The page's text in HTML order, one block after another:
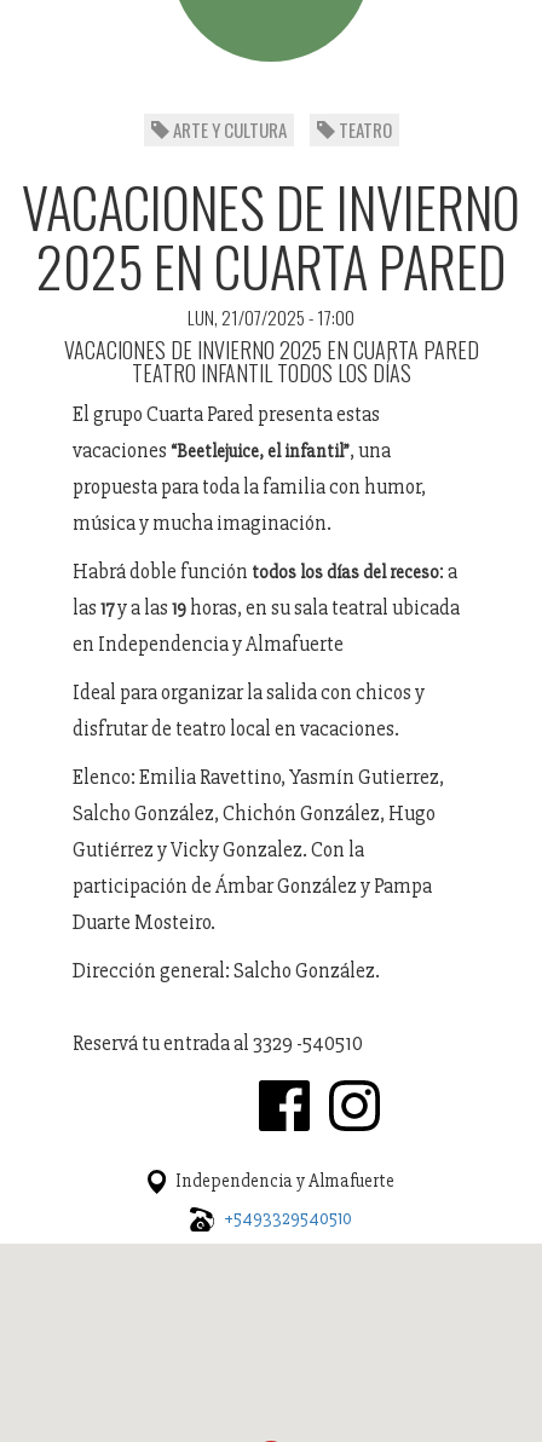
ARTE Y CULTURA TEATRO
VACACIONES DE INVIERNO
2025 EN CUARTA PARED
LUN, 21/07/2025 - 17:00
VACACIONES DE INVIERNO 2025 EN CUARTA PARED
TEATRO INFANTIL TODOS LOS DÍAS
El grupo Cuarta Pared presenta estas
vacaciones “Beetlejuice, el infantil”, una
propuesta para toda la familia con humor,
música y mucha imaginación.
Habrá doble función todos los días del receso: a
las 17y a las 19 horas, en su sala teatral ubicada
en Independencia y Almafuerte
Ideal para organizar la salida con chicos y
disfrutar de teatro local en vacaciones.
Elenco: Emilia Ravettino, Yasmín Gutierrez,
Salcho González, Chichón González, Hugo
Gutiérrez y Vicky Gonzalez. Con la
participación de Ámbar González y Pampa
Duarte Mosteiro.
Dirección general: Salcho González.
Reservá tu entrada al 3329 -540510
Independencia y Almafuerte
+5493329540510